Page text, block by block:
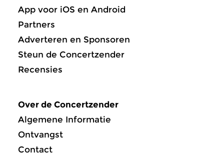
App voor iOS en Android
Partners
Adverteren en Sponsoren
Steun de Concertzender
Recensies
Over de Concertzender
Algemene Informatie
Ontvangst
Contact